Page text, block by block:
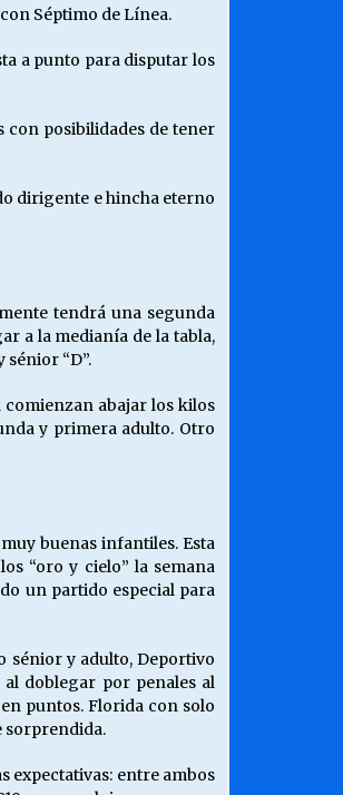
Séptimo de Línea.
a punto para disputar los
con posibilidades de tener
dirigente e hincha eterno
tendrá una segunda
a la medianía de la tabla,
“D”.
abajar los kilos
y primera adulto. Otro
buenas infantiles. Esta
“oro y cielo” la semana
un partido especial para
sénior y adulto, Deportivo
doblegar por penales al
puntos. Florida con solo
sorprendida.
expectativas: entre ambos